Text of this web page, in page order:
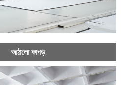
আঠালো কাপড়